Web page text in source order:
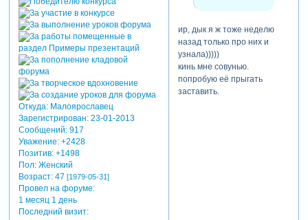
Откуда:Малоярославец
Зарегистрирован: 23-01-2013
Сообщений:917
Уважение: +2428
Позитив: +1498
Пол:Женский
Возраст:47 [1979-05-31]
Провел на форуме:
1 месяц 1 день
Последний визит:
ир, дык я ж тоже неделю
назад только про них и
узнала)))))
кинь мне совунью.
попробую её прыгать
заставить.